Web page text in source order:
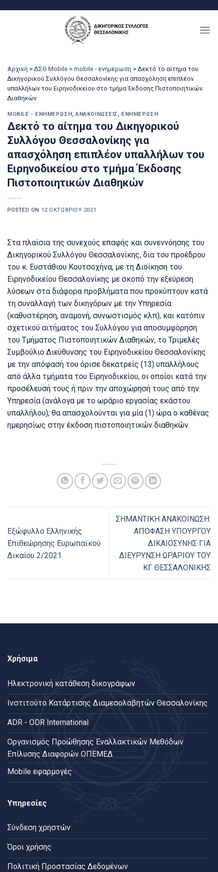
Αρχική > ΔΣΘ Mobile > mobile - ενημέρωση > Δεκτό το αίτημα του
Δικηγορικού Συλλόγου Θεσσαλονίκης για απασχόληση επιπλέον
υπαλλήλων του Ειρηνοδικείου στο τμήμα Έκδοσης Πιστοποιητικών
Διαθηκών
MOBILE - ΕΝΗΜΈΡΩΣΗ,ΑΝΑΚΟΙΝΏΣΕΙΣ , ΕΝΗΜΈΡΩΣΗ
Δεκτό το αίτημα του Δικηγορικού
Συλλόγου Θεσσαλονίκης για
απασχόληση επιπλέον υπαλλήλων του
Ειρηνοδικείου στο τμήμα Έκδοσης
Πιστοποιητικών Διαθηκών
POSTED ON 12 ΟΚΤΩΒΡΊΟΥ 2021
Στα πλαίσια της συνεχούς επαφής και συνεννόησης του
Δικηγορικού Συλλόγου Θεσσαλονίκης, δια του προέδρου
του κ. Ευστάθιου Κουτσοχήνα, με τη Διοίκηση του
Ειρηνοδικείου Θεσσαλονίκης με σκοπό την εξεύρεση
λύσεων στα διάφορα προβλήματα που προκύπτουν κατά
τη συναλλαγή των δικηγόρων με την Υπηρεσία
(καθυστέρηση, αναμονή, συνωστισμός κλπ), και κατόπιν
σχετικού αιτήματος του Συλλόγου για αποσυμφόρηση
του Τμήματος Πιστοποιητικών Διαθηκών, το Τριμελές
Συμβούλιο Διεύθυνσης του Ειρηνοδικείου Θεσσαλονίκης
με την απόφασή του όρισε δεκατρείς (13) υπαλλήλους
από άλλα τμήματα του Ειρηνοδικείου, οι οποίοι κατά την
προσέλευσή τους ή πριν την αποχώρησή τους από την
Υπηρεσία (ανάλογα με το ωράριο εργασίας εκάστου
υπαλλήλου), θα απασχολούνται για μία (1) ώρα ο καθένας
ημερησίως στην έκδοση πιστοποιητικών διαθηκών.
Εξώφυλλο Ελληνικής
Επιθεώρησης Ευρωπαϊκού
Δικαίου 2/2021
ΣΗΜΑΝΤΙΚΗ ΑΝΑΚΟΙΝΩΣΗ:
ΑΠΟΦΑΣΗ ΥΠΟΥΡΓΟΥ
ΔΙΚΑΙΟΣΥΝΗΣ ΓΙΑ
ΔΙΕΥΡΥΝΣΗ ΩΡΑΡΙΟΥ ΤΟΥ
ΚΓ ΘΕΣΣΑΛΟΝΙΚΗΣ
Χρήσιμα
Ηλεκτρονική κατάθεση δικογράφων
Ινστιτούτο Κατάρτισης Διαμεσολαβητών Θεσσαλονίκης
ADR - ODR International
Oργανισμός Προώθησης Εναλλακτικών Μεθόδων
Επίλυσης Διαφορών ΟΠΕΜΕΔ
Mobile εφαρμογές
Υπηρεσίες
Σύνδεση χρηστών
Όροι χρήσης
Πολιτική Προστασίας Δεδομένων